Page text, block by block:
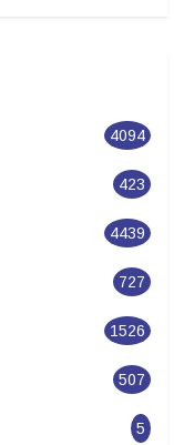
4094
423
4439
727
1526
507
5